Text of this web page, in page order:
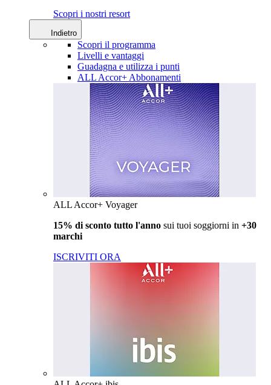
Scopri i nostri resort
Indietro
Scopri il programma
Livelli e vantaggi
Guadagna e utilizza i punti
ALL Accor+ Abbonamenti
ALL Accor+ Voyager
15% di sconto tutto l'anno sui tuoi soggiorni in +30
marchi
ISCRIVITI ORA